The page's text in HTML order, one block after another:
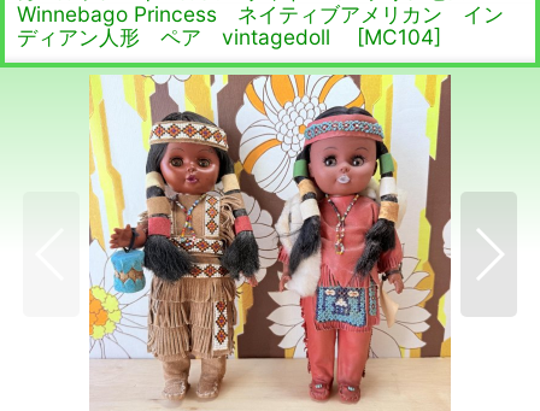
Winnebago Princess ネイティブアメリカン イン
ディアン人形 ペア vintagedoll
[MC104]